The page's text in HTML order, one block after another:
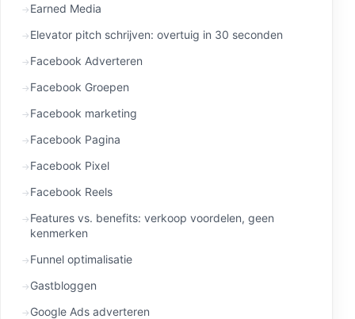
Earned Media
Elevator pitch schrijven: overtuig in 30 seconden
Facebook Adverteren
Facebook Groepen
Facebook marketing
Facebook Pagina
Facebook Pixel
Facebook Reels
Features vs. benefits: verkoop voordelen, geen
kenmerken
Funnel optimalisatie
Gastbloggen
Google Ads adverteren